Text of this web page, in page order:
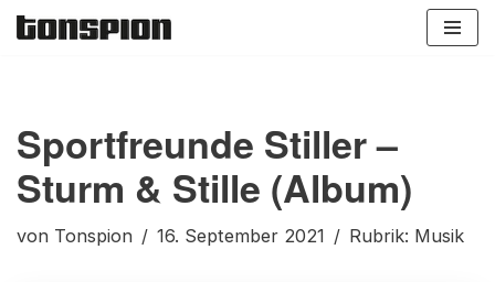
Sportfreunde Stiller –
Sturm & Stille (Album)
von Tonspion 16. September 2021 Rubrik: Musik